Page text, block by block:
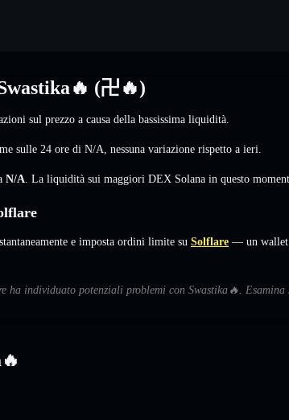
(卍🔥)
sul prezzo a causa della bassissima liquidità.
sulle 24 ore di N/A nessuna variazione rispetto a ieri.
N/A . La liquidità sui maggiori DEX Solana in questo
e imposta ordini limite su Solflare — un wallet
ha individuato potenziali problemi con Swastika🔥. Esamina